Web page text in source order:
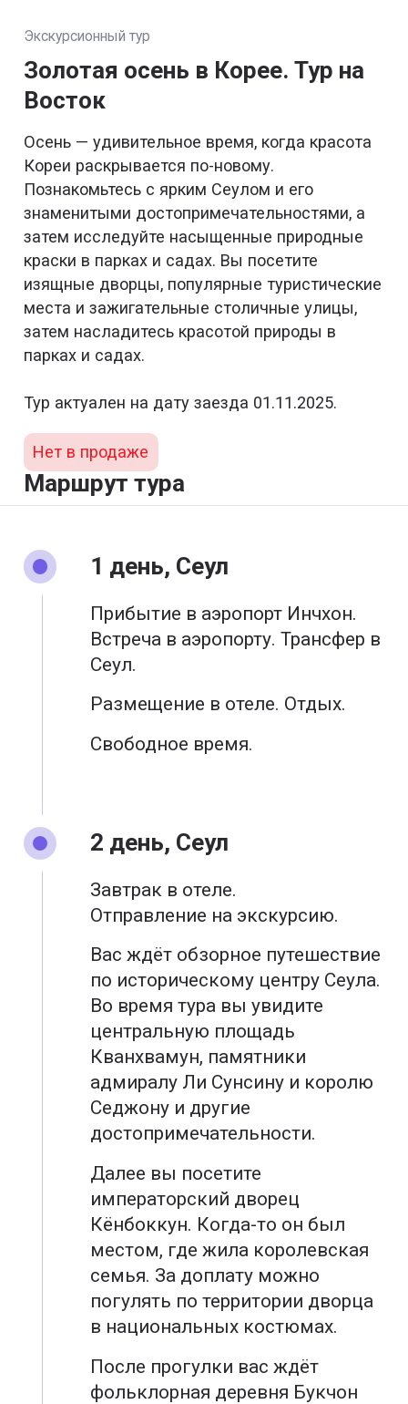
Экскурсионный тур
Золотая осень в Корее. Тур на
Восток
Осень — удивительное время, когда красота
Кореи раскрывается по-новому.
Познакомьтесь с ярким Сеулом и его
знаменитыми достопримечательностями, а
затем исследуйте насыщенные природные
краски в парках и садах. Вы посетите
изящные дворцы, популярные туристические
места и зажигательные столичные улицы,
затем насладитесь красотой природы в
парках и садах.
Тур актуален на дату заезда 01.11.2025.
Нет в продаже
Маршрут тура
1 день, Сеул
Прибытие в аэропорт Инчхон.
Встреча в аэропорту. Трансфер в
Сеул.
Размещение в отеле. Отдых.
Свободное время.
2 день, Сеул
Завтрак в отеле.
Отправление на экскурсию.
Вас ждёт обзорное путешествие
по историческому центру Сеула.
Во время тура вы увидите
центральную площадь
Кванхвамун, памятники
адмиралу Ли Сунсину и королю
Седжону и другие
достопримечательности.
Далее вы посетите
императорский дворец
Кёнбоккун. Когда-то он был
местом, где жила королевская
семья. За доплату можно
погулять по территории дворца
в национальных костюмах.
После прогулки вас ждёт
фольклорная деревня Букчон